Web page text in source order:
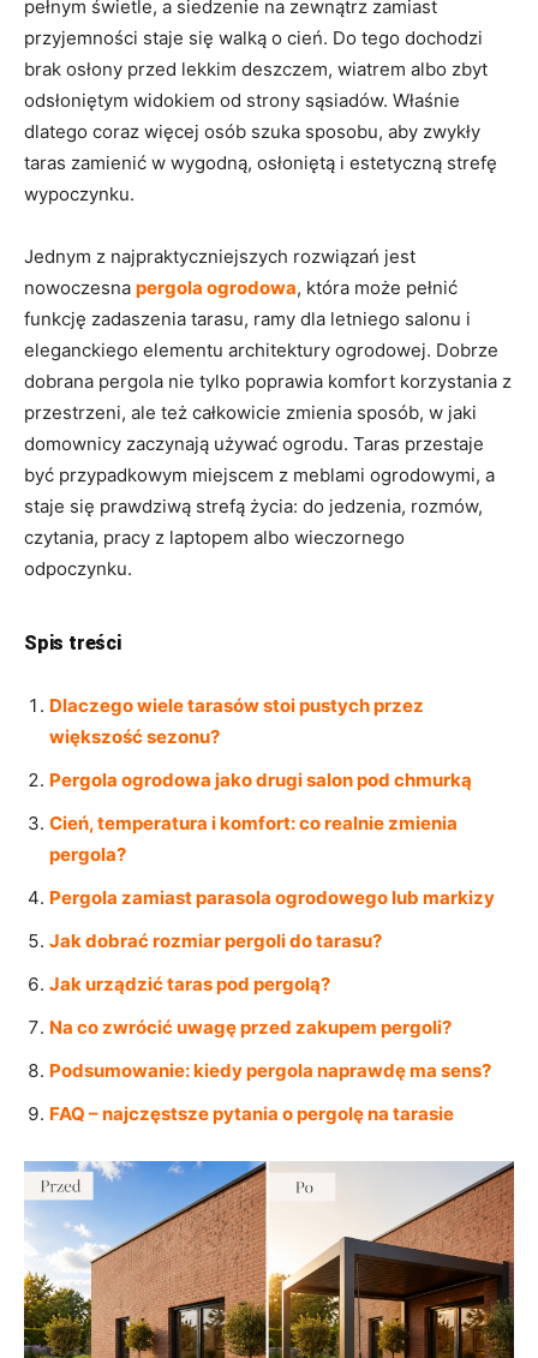
pełnym świetle, a siedzenie na zewnątrz zamiast
przyjemności staje się walką o cień. Do tego dochodzi
brak osłony przed lekkim deszczem, wiatrem albo zbyt
odsłoniętym widokiem od strony sąsiadów. Właśnie
dlatego coraz więcej osób szuka sposobu, aby zwykły
taras zamienić w wygodną, osłoniętą i estetyczną strefę
wypoczynku.
Jednym z najpraktyczniejszych rozwiązań jest
nowoczesna pergola ogrodowa, która może pełnić
funkcję zadaszenia tarasu, ramy dla letniego salonu i
eleganckiego elementu architektury ogrodowej. Dobrze
dobrana pergola nie tylko poprawia komfort korzystania z
przestrzeni, ale też całkowicie zmienia sposób, w jaki
domownicy zaczynają używać ogrodu. Taras przestaje
być przypadkowym miejscem z meblami ogrodowymi, a
staje się prawdziwą strefą życia: do jedzenia, rozmów,
czytania, pracy z laptopem albo wieczornego
odpoczynku.
Spis treści
Dlaczego wiele tarasów stoi pustych przez
większość sezonu?
Pergola ogrodowa jako drugi salon pod chmurką
Cień, temperatura i komfort: co realnie zmienia
pergola?
Pergola zamiast parasola ogrodowego lub markizy
Jak dobrać rozmiar pergoli do tarasu?
Jak urządzić taras pod pergolą?
Na co zwrócić uwagę przed zakupem pergoli?
Podsumowanie: kiedy pergola naprawdę ma sens?
FAQ – najczęstsze pytania o pergolę na tarasie